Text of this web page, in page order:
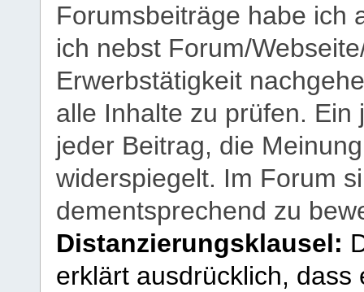
Forumsbeiträge habe ich
ich nebst Forum/
Erwerbstätigkeit
alle Inhalte zu prüfen.
jeder Beitrag, die
widerspiegelt. Im Forum
dementsprechend zu
Distanzierungsklausel:
erklärt ausdrücklich,